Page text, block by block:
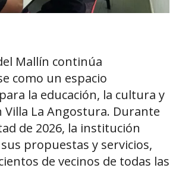
Mallín continúa
como un espacio
la educación, la cultura y
Villa La Angostura. Durante
de 2026, la institución
propuestas y servicios,
de vecinos de todas las